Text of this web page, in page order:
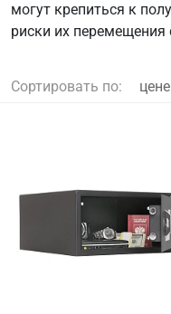
могут крепиться к
риски их перемещения
Сортировать по: цене